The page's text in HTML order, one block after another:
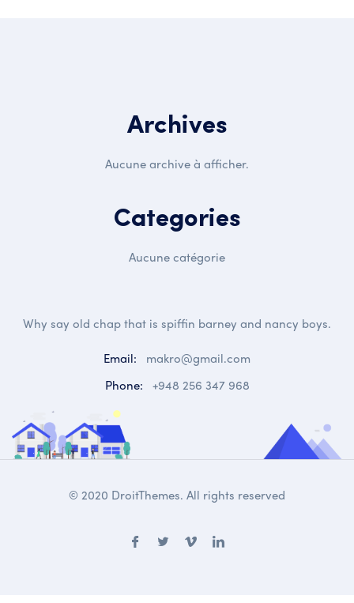
Archives
Aucune archive à afficher.
Categories
Aucune catégorie
Why say old chap that is spiffin barney and nancy boys.
Email:
makro@gmail.com
Phone: +948 256 347 968
© 2020 DroitThemes. All rights reserved